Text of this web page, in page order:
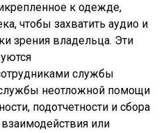
к одежде,
чтобы захватить аудио и
зрения владельца. Эти
службы
неотложной помощи
подотчетности и сбора
или